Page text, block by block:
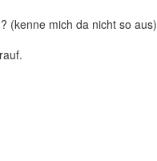
(kenne mich da nicht so aus)